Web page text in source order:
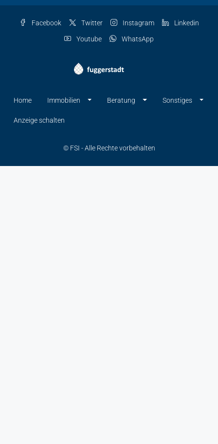
Facebook Twitter Instagram Linkedin
Youtube WhatsApp
Home Immobilien Beratung Sonstiges
Anzeige schalten
© FSI - Alle Rechte vorbehalten